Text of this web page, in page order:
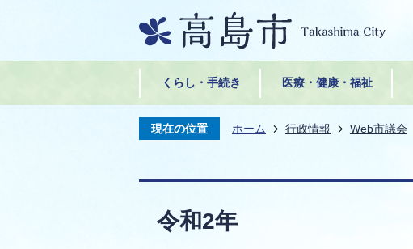
くらし・手続き 医療・健康・福祉
現在の位置 ホーム 行政情報 Web市議会
令和2年